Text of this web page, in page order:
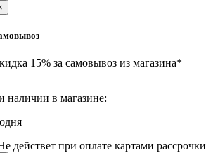
15% за самовывоз из магазина*
наличии в магазине:
действет при оплате картами рассрочки